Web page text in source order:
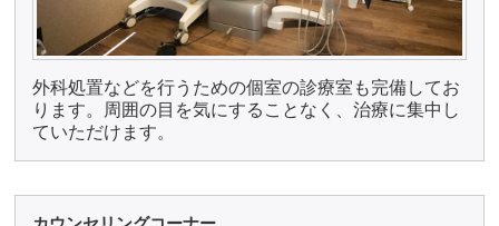
外科処置などを行うための個室の診療室も完備してお
ります。周囲の目を気にすることなく、治療に集中し
ていただけます。